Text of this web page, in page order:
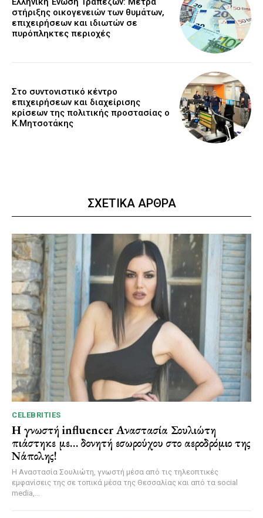
στήριξης οικογενειών των θυμάτων,
επιχειρήσεων και ιδιωτών σε
πυρόπληκτες περιοχές
Στο συντονιστικό κέντρο
επιχειρήσεων και διαχείρισης
κρίσεων της πολιτικής προστασίας ο
Κ.Μητσοτάκης
ΣΧΕΤΙΚΑ ΑΡΘΡΑ
CELEBRITIES
Η γνωστή influencer Αναστασία Σουλιώτη
πιάστηκε με… δονητή εσωρούχου στο αεροδρόμιο της
Νάπολης!
Η Αναστασία Σουλιώτη, γνωστή μέσα από τις τηλεοπτικές
εμφανίσεις της σε τοπικά μέσα της Θεσσαλίας και από τα social
media,...